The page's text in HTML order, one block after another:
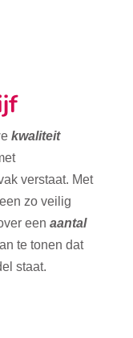
kwaliteit
verstaat. Met
zo veilig
een aantal
te tonen dat
staat.